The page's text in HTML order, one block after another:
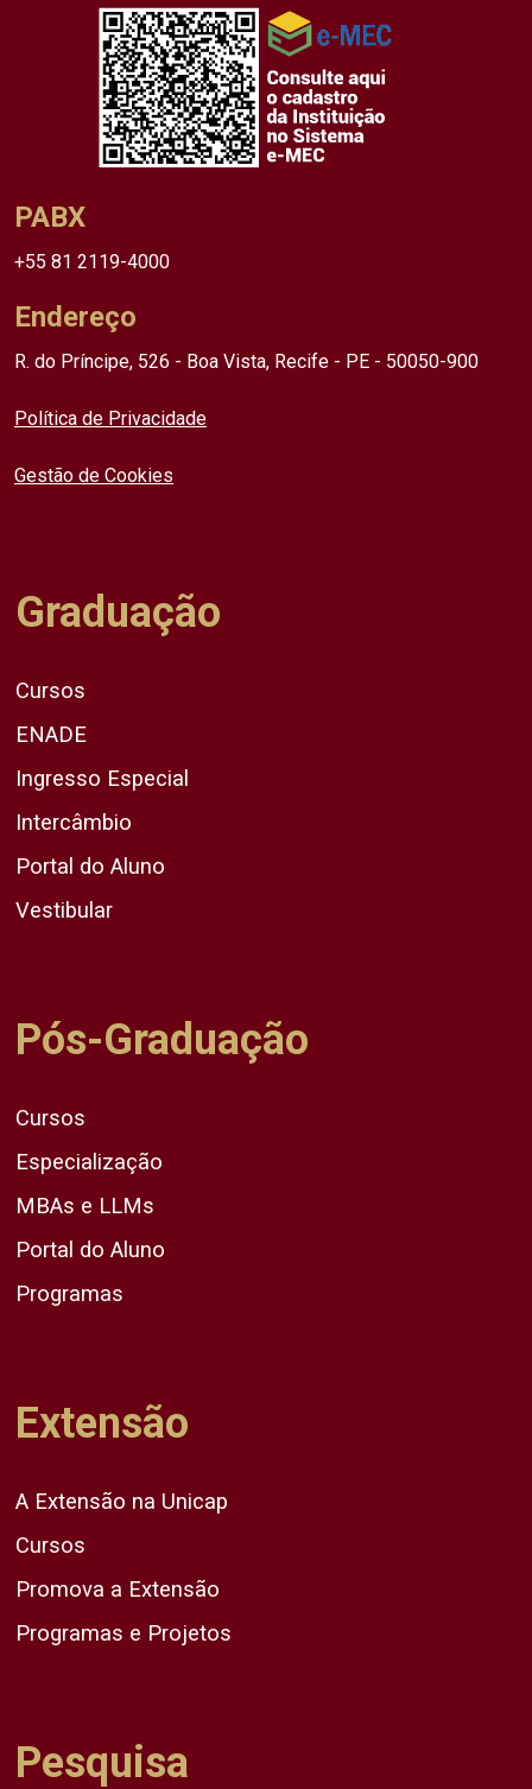
PABX
+55 81 2119-4000
Endereço
R. do Príncipe, 526 - Boa Vista, Recife - PE - 50050-900
Política de Privacidade
Gestão de Cookies
Graduação
Cursos
ENADE
Ingresso Especial
Intercâmbio
Portal do Aluno
Vestibular
Pós-Graduação
Cursos
Especialização
MBAs e LLMs
Portal do Aluno
Programas
Extensão
A Extensão na Unicap
Cursos
Promova a Extensão
Programas e Projetos
Pesquisa